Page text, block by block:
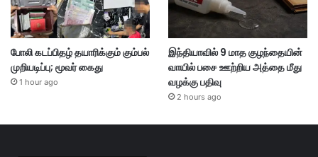
போலி கடப்பிதழ் தயாரிக்கும் கும்பல்
முறியடிப்பு; மூவர் கைது
1 hour ago
இந்தியாவில் 9 மாத குழந்தையின்
வாயில் பசை ஊற்றிய அத்தை மீது
வழக்கு பதிவு
2 hours ago